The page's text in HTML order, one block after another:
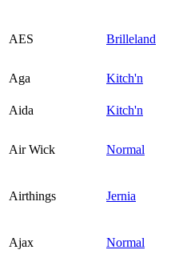
AES Brilleland
Aga
Kitch'n
Aida
Kitch'n
Air Wick Normal
Airthings Jernia
Ajax Normal